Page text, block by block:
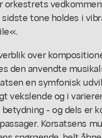
orkestrets
tone holdes i
over
den anvendte
en symfonisk
vekslende og i
- og dels er
Korsatsens